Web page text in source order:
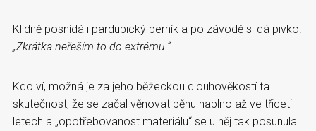
Klidně posnídá i pardubický perník a po závodě si dá pivko.
„Zkrátka neřeším to do extrému.“
Kdo ví, možná je za jeho běžeckou dlouhověkostí ta
skutečnost, že se začal věnovat běhu naplno až ve třiceti
letech a „opotřebovanost materiálu“ se u něj tak posunula